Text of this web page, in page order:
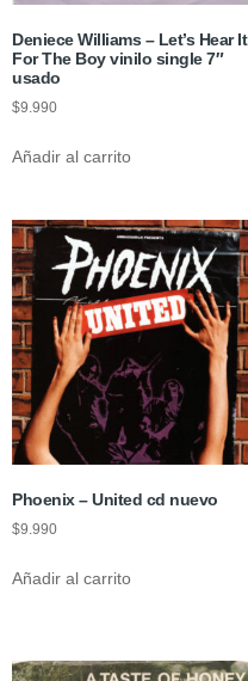
Deniece Williams – Let’s Hear It
For The Boy vinilo single 7″
usado
$9.990
Añadir al carrito
Phoenix – United cd nuevo
$9.990
Añadir al carrito